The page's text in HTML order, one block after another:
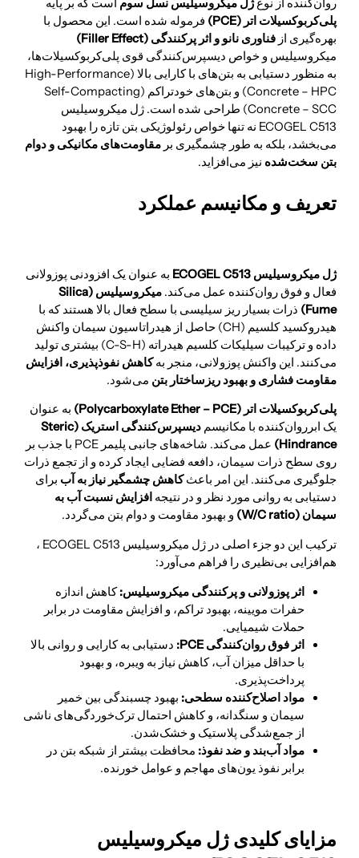
روان‌کننده از نوعژل میکروسیلیس نسل سوم است که بر پایه
پلی‌کربوکسیلات اتر (PCE)
فرموله شده است. این محصول با
بهره‌گیری از فناوری نانو و اثر پرکنندگی (Filler Effect)
میکروسیلیس و خواص دیسپرس‌کنندگی قوی پلی‌کربوکسیلات‌ها،
به منظور دستیابی به بتن‌های با کارایی بالا (High-Performance
Concrete – HPC) و بتن‌های خودتراکم (Self-Compacting
Concrete – SCC) طراحی شده است. ژل میکروسیلیس
ECOGEL C513 نه تنها خواص رئولوژیکی بتن تازه را بهبود
می‌بخشد، بلکه به طور چشمگیری بر مقاومت‌های مکانیکی و دوام
بتن سخت‌شده نیز می‌افزاید.
تعریف و مکانیسم عملکرد
ژل میکروسیلیس ECOGEL C513
به عنوان یک افزودنی پوزولانی
فعال و فوق روان‌کننده عمل می‌کند.
میکروسیلیس (Silica
Fume) ذرات بسیار ریز سیلیسی با سطح فعال بالا هستند که با
هیدروکسید کلسیم (CH) حاصل از هیدراتاسیون سیمان واکنش
داده و ترکیبات سیلیکات کلسیم هیدراته (C-S-H) بیشتری تولید
می‌کنند. این واکنش پوزولانی، منجر بهکاهش نفوذپذیری، افزایش
مقاومت فشاری و بهبود ریزساختار بتن می‌شود.
پلی‌کربوکسیلات اتر (Polycarboxylate Ether – PCE)
به عنوان
یک ابرروان‌کننده با مکانیسم
دیسپرس‌کنندگی استریک (Steric
Hindrance)
عمل می‌کند. شاخه‌های جانبی پلیمر PCE با جذب بر
روی سطح ذرات سیمان، دافعه فضایی ایجاد کرده و از تجمع ذرات
جلوگیری می‌کنند. این امر باعثکاهش چشمگیر نیاز به آب برای
دستیابی به روانی مورد نظر و در نتیجه افزایش نسبت آب به
سیمان (W/C ratio)
و بهبود مقاومت و دوام بتن می‌گردد.
ترکیب این دو جزء اصلی در ژل میکروسیلیس ECOGEL C513 ،
هم‌افزایی بی‌نظیری را فراهم می‌آورد:
اثر پوزولانی و پرکنندگی میکروسیلیس:کاهش اندازه
حفرات مویینه، بهبود تراکم، و افزایش مقاومت در برابر
حملات شیمیایی.
اثر فوق روان‌کنندگی PCE:
دستیابی به کارایی و روانی بالا
با حداقل میزان آب، کاهش نیاز به ویبره، و بهبود
پرداخت‌پذیری.
مواد اصلاح‌کننده سطحی: بهبود چسبندگی بین خمیر
سیمان و سنگدانه، و کاهش احتمال ترک‌خوردگی‌های ناشی
از جمع‌شدگی پلاستیک و خشک‌شدن.
مواد آب‌بند و ضد نفوذ: محافظت بیشتر از شبکه بتن در
برابر نفوذ یون‌های مهاجم و عوامل خورنده.
مزایای کلیدی ژل میکروسیلیس